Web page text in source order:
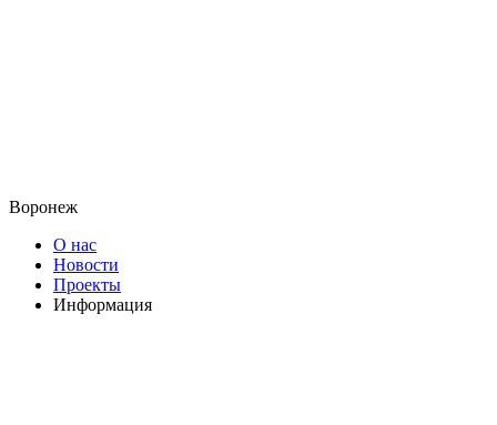
Воронеж
О нас
Новости
Проекты
Информация